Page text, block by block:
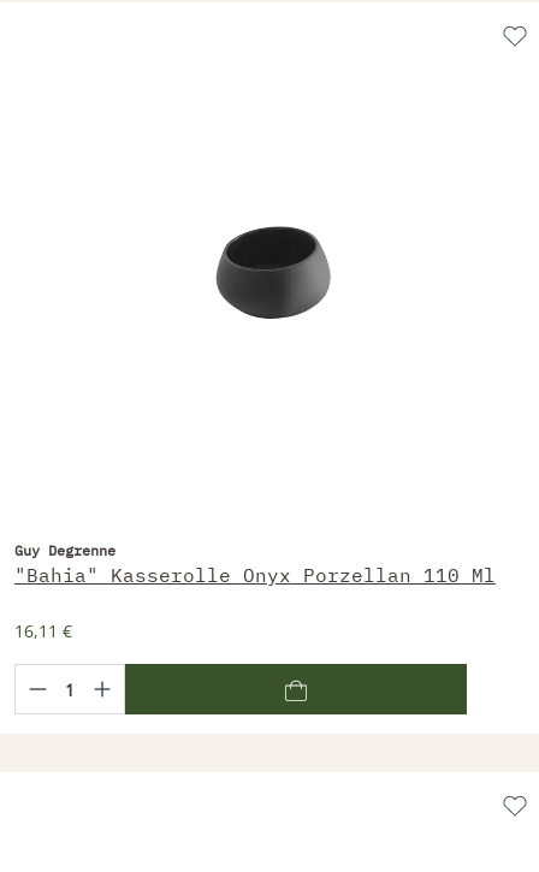
Guy Degrenne
"Bahia" Kasserolle Onyx Porzellan 110 Ml
16,11 €